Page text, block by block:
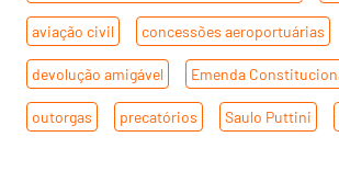
aviação civil concessões aeroportuárias
devolução amigável Emenda
outorgas precatórios Saulo Puttini